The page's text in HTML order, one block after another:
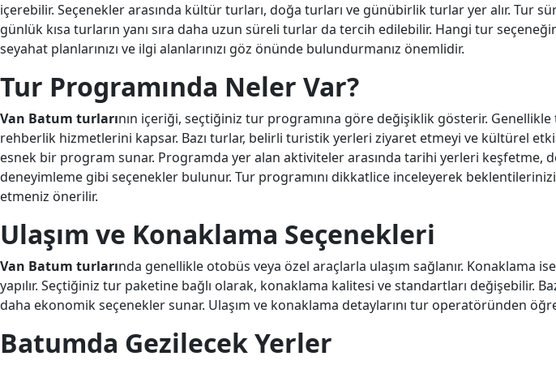
içerebilir. Seçenekler arasında kültür turları, doğa turları ve günübirlik turlar yer alır. Tur
günlük kısa turların yanı sıra daha uzun süreli turlar da tercih edilebilir. Hangi tur
seyahat planlarınızı ve ilgi alanlarınızı göz önünde bulundurmanız önemlidir.
Tur Programında Neler Var?
Van Batum turlarının içeriği, seçtiğiniz tur programına göre değişiklik gösterir.
rehberlik hizmetlerini kapsar. Bazı turlar, belirli turistik yerleri ziyaret etmeyi ve kültürel
esnek bir program sunar. Programda yer alan aktiviteler arasında tarihi yerleri keşfetme,
deneyimleme gibi seçenekler bulunur. Tur programını dikkatlice inceleyerek beklentilerinizi
etmeniz önerilir.
Ulaşım ve Konaklama Seçenekleri
Van Batum turlarında genellikle otobüs veya özel araçlarla ulaşım sağlanır. Konaklama
yapılır. Seçtiğiniz tur paketine bağlı olarak, konaklama kalitesi ve standartları değişebilir.
daha ekonomik seçenekler sunar. Ulaşım ve konaklama detaylarını tur operatöründen
Batumda Gezilecek Yerler